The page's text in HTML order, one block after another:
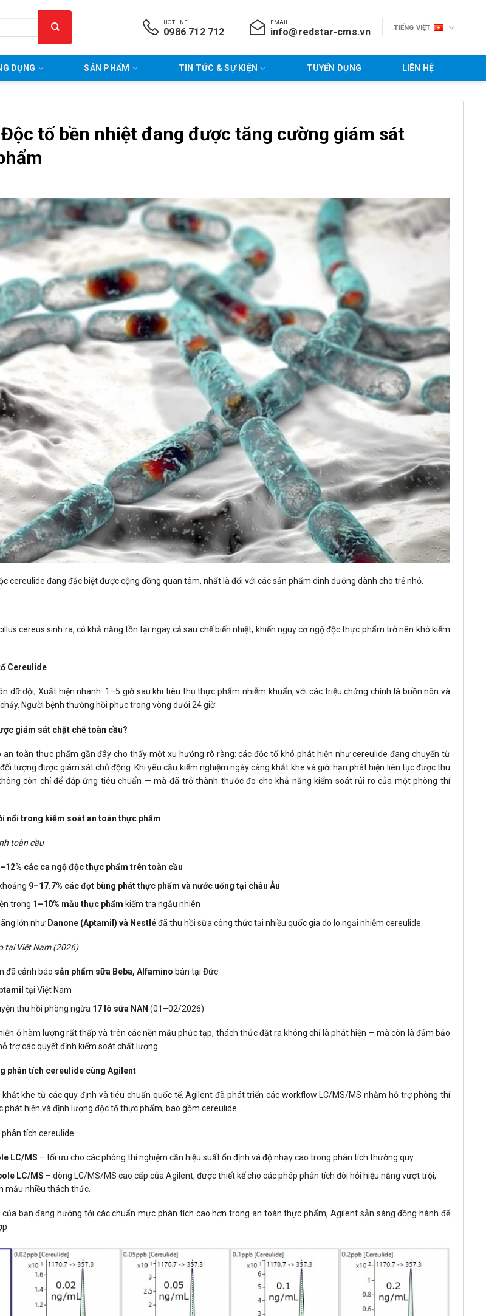
HOTLINE
0986 712 712
EMAIL
info@redstar-cms.vn TIẾNG VIỆT
DỤNG SẢN PHẨM TIN TỨC & SỰ KIỆN TUYỂN DỤNG LIÊN HỆ
tố bền nhiệt đang được tăng cường giám sát
cereulide đang đặc biệt được cộng đồng quan tâm, nhất là đối với các sản phẩm dinh dưỡng dành cho trẻ nhỏ.
cereus sinh ra, có khả năng tồn tại ngay cả sau chế biến nhiệt, khiến nguy cơ ngộ độc thực phẩm trở nên khó kiểm
Cereulide
dữ dội; Xuất hiện nhanh: 1–5 giờ sau khi tiêu thụ thực phẩm nhiễm khuẩn, với các triệu chứng chính là buồn nôn và
Người bệnh thường hồi phục trong vòng dưới 24 giờ.
giám sát chặt chẽ toàn cầu?
an toàn thực phẩm gần đây cho thấy một xu hướng rõ ràng: các độc tố khó phát hiện như cereulide đang chuyển từ
tượng được giám sát chủ động. Khi yêu cầu kiểm nghiệm ngày càng khắt khe và giới hạn phát hiện liên tục được thu
còn chỉ để đáp ứng tiêu chuẩn — mà đã trở thành thước đo cho khả năng kiểm soát rủi ro của một phòng thí
nổi trong kiểm soát an toàn thực phẩm
toàn cầu
các ca ngộđộc thực phẩm trên toàn cầu
9–17.7% các đợt bùng phát thực phẩm và nước uống tại châu Âu
trong 1–10% mẫu thực phẩm kiểm tra ngẫu nhiên
lớn như Danone (Aptamil) và Nestléđã thu hồi sữa công thức tại nhiều quốc gia do lo ngại nhiễm cereulide.
tại Việt Nam (2026)
đã cảnh báo sản phẩm sữa Beba, Alfamino bán tại Đức
tại Việt Nam
thu hồi phòng ngừa 17 lô sữa NAN (01–02/2026)
ở hàm lượng rất thấp và trên các nền mẫu phức tạp, thách thức đặt ra không chỉ là phát hiện — mà còn là đảm bảo
trợ các quyết định kiểm soát chất lượng.
phân tích cereulide cùng Agilent
khe từ các quy định và tiêu chuẩn quốc tế, Agilent đã phát triển các workflow LC/MS/MS nhằm hỗ trợ phòng thí
phát hiện và định lượng độc tố thực phẩm, bao gồm cereulide.
tích cereulide:
LC/MS – tối ưu cho các phòng thí nghiệm cần hiệu suất ổn định và độ nhạy cao trong phân tích thường quy.
LC/MS – dòng LC/MS/MS cao cấp của Agilent, được thiết kế cho các phép phân tích đòi hỏi hiệu năng vượt trội,
mẫu nhiều thách thức.
bạn đang hướng tới các chuẩn mực phân tích cao hơn trong an toàn thực phẩm, Agilent sẵn sàng đồng hành để